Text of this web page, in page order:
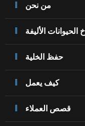
من نحن
الحيوانات الأليفة
حفظ الخلية
كيف يعمل
قصص العملاء